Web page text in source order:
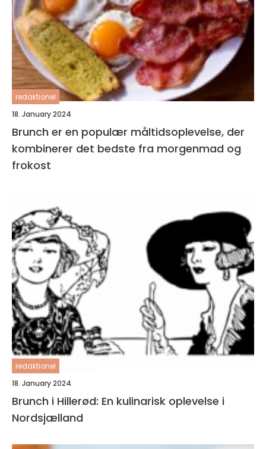
redaktionel
18. January 2024
Brunch er en populær måltidsoplevelse, der
kombinerer det bedste fra morgenmad og
frokost
redaktionel
18. January 2024
Brunch i Hillerød: En kulinarisk oplevelse i
Nordsjælland